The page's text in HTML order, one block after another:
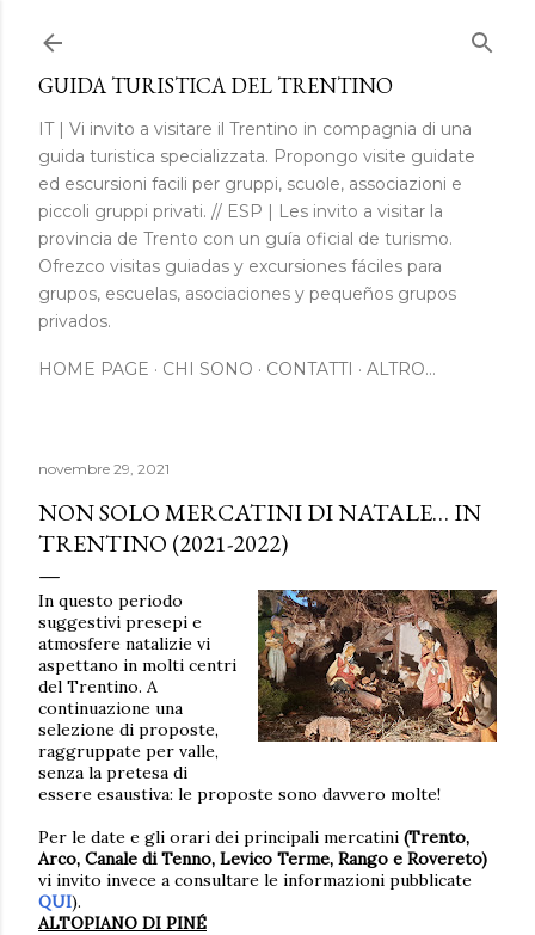
GUIDA TURISTICA DEL TRENTINO
IT | Vi invito a visitare il Trentino in compagnia di una
guida turistica specializzata. Propongo visite guidate
ed escursioni facili per gruppi, scuole, associazioni e
piccoli gruppi privati. // ESP | Les invito a visitar la
provincia de Trento con un guía oficial de turismo.
Ofrezco visitas guiadas y excursiones fáciles para
grupos, escuelas, asociaciones y pequeños grupos
privados.
HOME PAGE CHI SONO CONTATTI ALTRO…
novembre 29, 2021
NON SOLO MERCATINI DI NATALE… IN
TRENTINO (2021-2022)
In questo periodo
suggestivi presepi e
atmosfere natalizie vi
aspettano in molti centri
del Trentino. A
continuazione una
selezione di proposte,
raggruppate per valle,
senza la pretesa di
essere esaustiva: le proposte sono davvero molte!
Per le date e gli orari dei principali mercatini (Trento,
Arco, Canale di Tenno, Levico Terme, Rango e Rovereto)
vi invito invece a consultare le informazioni pubblicate
QUI).
ALTOPIANO DI PINÉ